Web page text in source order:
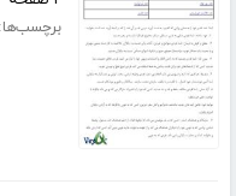
برچسب‌ها: